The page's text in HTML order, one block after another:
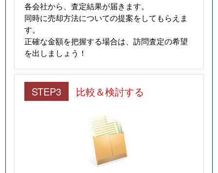
各会社から、査定結果が届きます。
同時に売却方法についての提案をしてもらえま
す。
正確な金額を把握する場合は、訪問査定の希望
を出しましょう！
STEP3 比較＆検討する